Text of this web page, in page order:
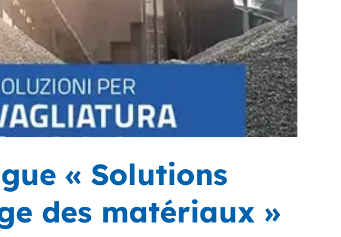
« Solutions
des matériaux »